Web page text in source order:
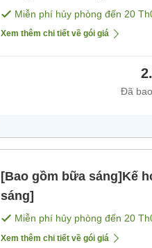
Miễn phí hủy phòng đến 20
Xem thêm chi tiết về gói giá
Đã
[Bao gồm bữa sáng]Kế
sáng]
Miễn phí hủy phòng đến 20
Xem thêm chi tiết về gói giá